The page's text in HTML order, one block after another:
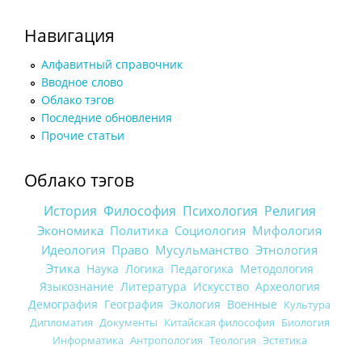
Навигация
Алфавитный справочник
Вводное слово
Облако тэгов
Последние обновления
Прочие статьи
Облако тэгов
История Философия Психология Религия
Экономика Политика Социология Мифология
Идеология Право Мусульманство Этнология
Этика Наука Логика Педагогика Методология
Языкознание Литература Искусство Археология
Демография География Экология Военные Культура
Дипломатия Документы Китайская философия Биология
Информатика Антропология Теология Эстетика